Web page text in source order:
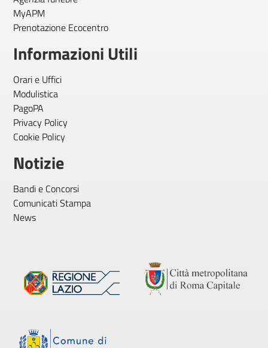
MyAPM
Prenotazione Ecocentro
Informazioni Utili
Orari e Uffici
Modulistica
PagoPA
Privacy Policy
Cookie Policy
Notizie
Bandi e Concorsi
Comunicati Stampa
News